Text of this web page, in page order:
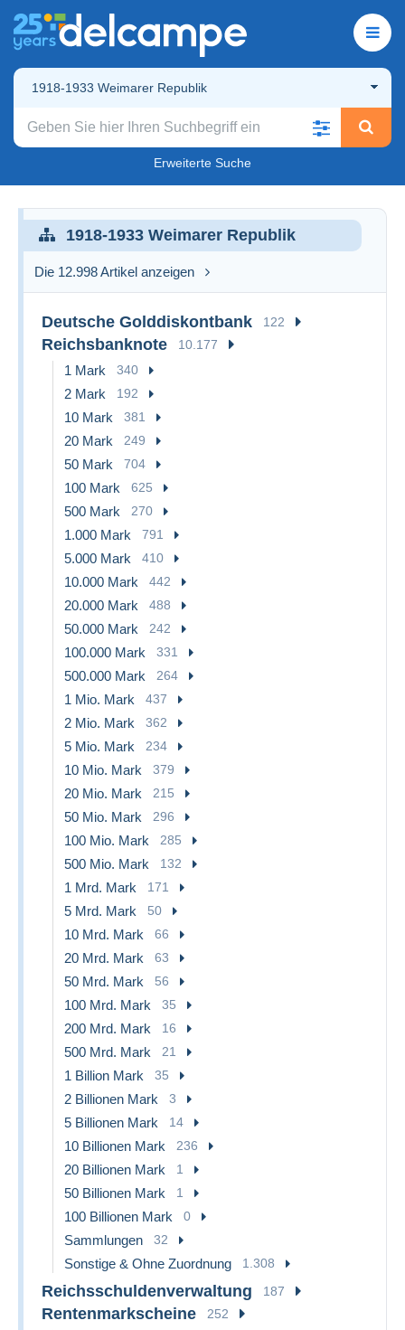
1918-1933 Weimarer Republik
Erweiterte Suche
1918-1933 Weimarer Republik
Die 12.998 Artikel anzeigen
Deutsche Golddiskontbank 122
Reichsbanknote 10.177
1 Mark 340
2 Mark 192
10 Mark 381
20 Mark 249
50 Mark 704
100 Mark 625
500 Mark 270
1.000 Mark 791
5.000 Mark 410
10.000 Mark 442
20.000 Mark 488
50.000 Mark 242
100.000 Mark 331
500.000 Mark 264
1 Mio. Mark 437
2 Mio. Mark 362
5 Mio. Mark 234
10 Mio. Mark 379
20 Mio. Mark 215
50 Mio. Mark 296
100 Mio. Mark 285
500 Mio. Mark 132
1 Mrd. Mark 171
5 Mrd. Mark 50
10 Mrd. Mark 66
20 Mrd. Mark 63
50 Mrd. Mark 56
100 Mrd. Mark 35
200 Mrd. Mark 16
500 Mrd. Mark 21
1 Billion Mark 35
2 Billionen Mark 3
5 Billionen Mark 14
10 Billionen Mark 236
20 Billionen Mark 1
50 Billionen Mark 1
100 Billionen Mark 0
Sammlungen 32
Sonstige & Ohne Zuordnung 1.308
Reichsschuldenverwaltung 187
Rentenmarkscheine 252